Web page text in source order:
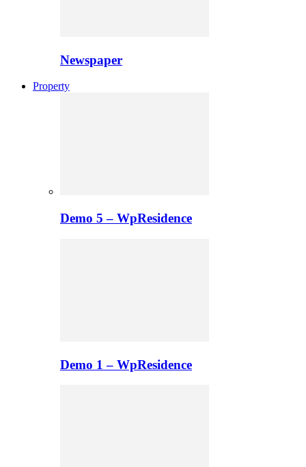
Newspaper
Property
Demo 5 – WpResidence
Demo 1 – WpResidence